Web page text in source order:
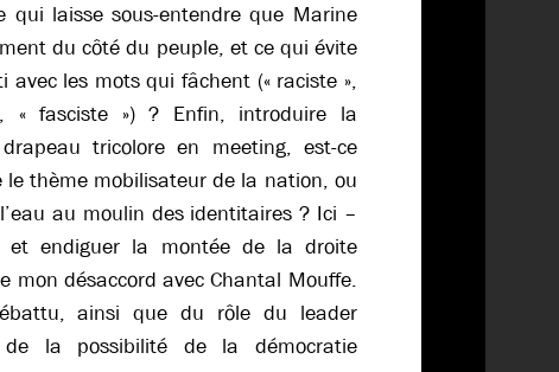
qui laisse sous-entendre que Marine
du côté du peuple, et ce qui évite
avec les mots qui fâchent (« raciste »,
« fasciste ») ? Enfin, introduire la
tricolore en meeting, est-ce
thème mobilisateur de la nation, ou
au moulin des identitaires ? Ici –
et endiguer la montée de la droite
mon désaccord avec Chantal Mouffe.
ainsi que du rôle du leader
la possibilité de la démocratie